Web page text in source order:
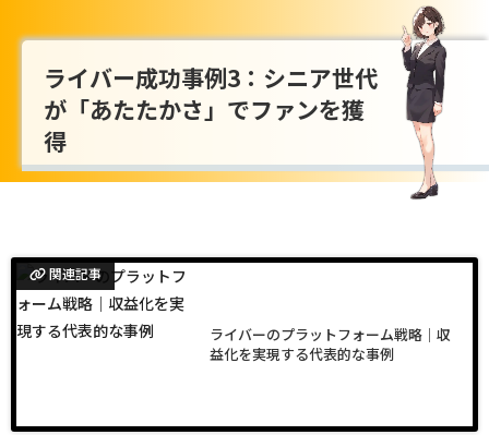
ライバー成功事例3：シニア世代
が「あたたかさ」でファンを獲
得
関連記事
ライバーのプラットフォーム戦略｜収
益化を実現する代表的な事例